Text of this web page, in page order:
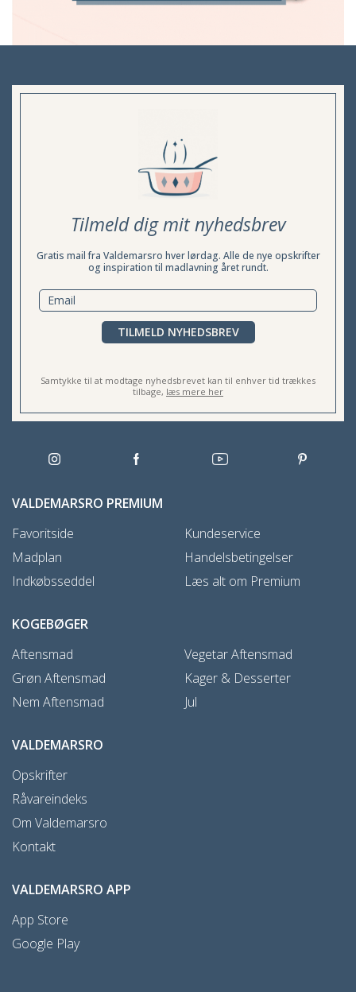
Tilmeld dig mit nyhedsbrev
Gratis mail fra Valdemarsro hver lørdag. Alle de nye opskrifter
og inspiration til madlavning året rundt.
TILMELD NYHEDSBREV
Samtykke til at modtage nyhedsbrevet kan til enhver tid trækkes
tilbage, læs mere her
VALDEMARSRO PREMIUM
Favoritside
Madplan
Indkøbsseddel
Kundeservice
Handelsbetingelser
Læs alt om Premium
KOGEBØGER
Aftensmad
Grøn Aftensmad
Nem Aftensmad
Vegetar Aftensmad
Kager & Desserter
Jul
VALDEMARSRO
Opskrifter
Råvareindeks
Om Valdemarsro
Kontakt
VALDEMARSRO APP
App Store
Google Play